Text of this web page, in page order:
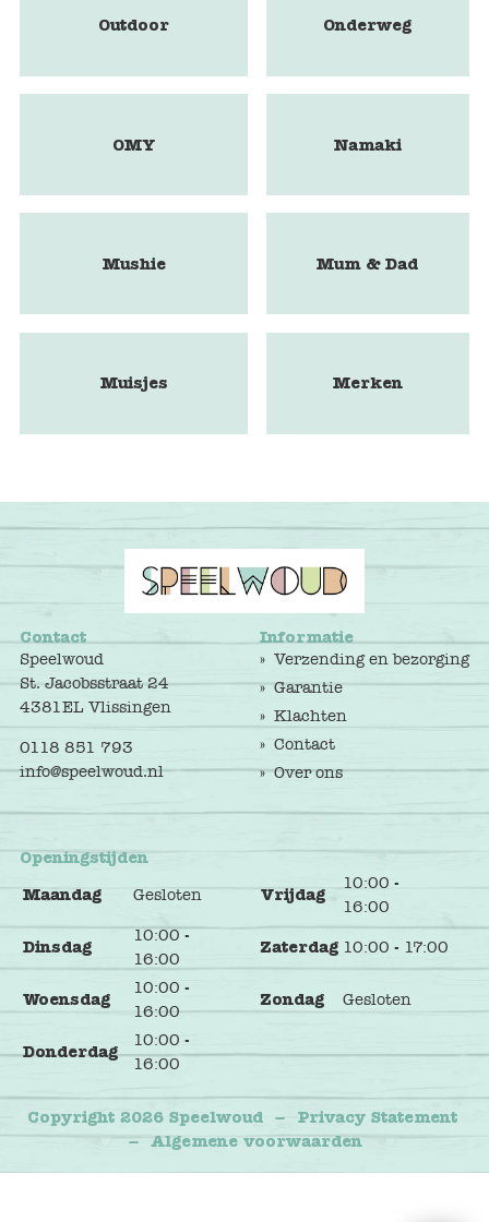
Outdoor Onderweg
OMY Namaki
Mushie Mum & Dad
Muisjes Merken
Contact
Speelwoud
St. Jacobsstraat 24
4381EL Vlissingen
0118 851 793
info@speelwoud.nl
Informatie
Verzending en bezorging
Garantie
Klachten
Contact
Over ons
Openingstijden
Maandag
Gesloten Vrijdag
10:00 -
16:00
Dinsdag
10:00 -
16:00
Zaterdag 10:00 - 17:00
Woensdag
10:00 -
16:00
Zondag Gesloten
Donderdag
10:00 -
16:00
Copyright 2026 Speelwoud –
Privacy Statement
– Algemene voorwaarden